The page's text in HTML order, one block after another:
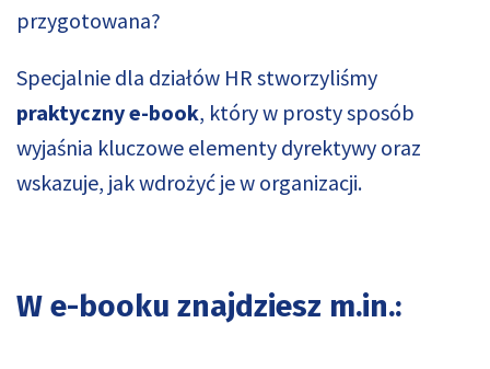
przygotowana?
Specjalnie dla działów HR stworzyliśmy
praktyczny e-book, który w prosty sposób
wyjaśnia kluczowe elementy dyrektywy oraz
wskazuje, jak wdrożyć je w organizacji.
W e-booku znajdziesz m.in.: